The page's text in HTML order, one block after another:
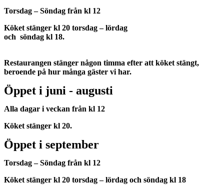
Torsdag – Söndag från kl 12
Köket stänger kl 20 torsdag – lördag
och söndag kl 18.
Restaurangen stänger någon timma efter att köket stängt,
beroende på hur många gäster vi har.
Öppet i juni - augusti
Alla dagar i veckan från kl 12
Köket stänger kl 20.
Öppet i september
Torsdag – Söndag från kl 12
Köket stänger kl 20 torsdag – lördag och söndag kl 18